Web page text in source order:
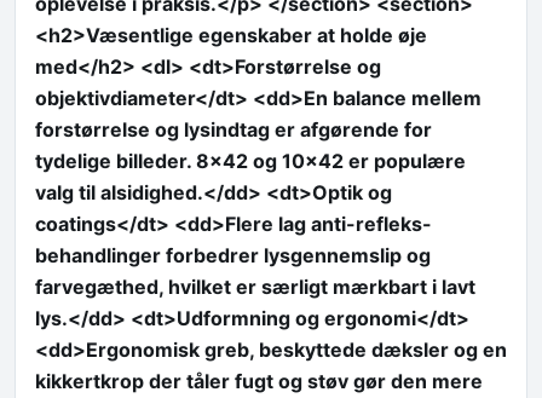
<h2>Væsentlige egenskaber at holde øje
med</h2> <dl> <dt>Forstørrelse og
objektivdiameter</dt> <dd>En balance mellem
forstørrelse og lysindtag er afgørende for
tydelige billeder. 8×42 og 10×42 er populære
valg til alsidighed.</dd> <dt>Optik og
coatings</dt> <dd>Flere lag anti-refleks-
behandlinger forbedrer lysgennemslip og
farvegæthed, hvilket er særligt mærkbart i lavt
lys.</dd> <dt>Udformning og ergonomi</dt>
<dd>Ergonomisk greb, beskyttede dæksler og en
kikkertkrop der tåler fugt og støv gør den mere